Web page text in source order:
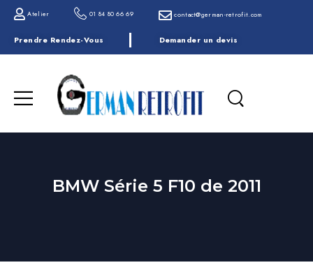
Atelier 01 84 80 66 69 contact@german-retrofit.com
Prendre Rendez-Vous Demander un devis
BMW Série 5 F10 de 2011